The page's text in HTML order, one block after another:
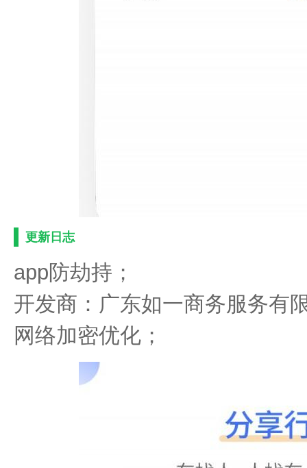
更新日志
app防劫持；
开发商：广东如一商务服务有
网络加密优化；